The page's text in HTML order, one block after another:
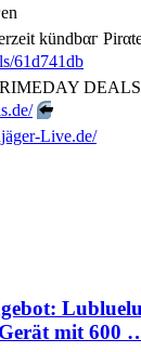
kündbαг
61d741db
DEALS
⬅️
Live.de/
mit 600